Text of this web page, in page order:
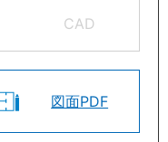
CAD
図面PDF